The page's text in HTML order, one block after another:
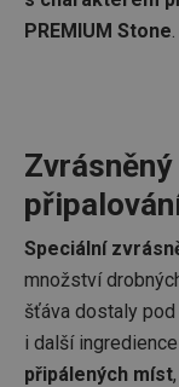
PREMIUM Stone
Speciální
množství
šťáva dostaly
i další ingredience
připálených míst